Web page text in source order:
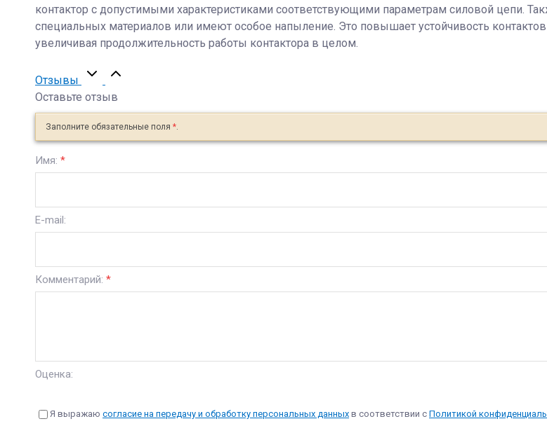
контактор с допустимыми характеристиками соответствующими параметрам силовой цепи.
специальных материалов или имеют особое напыление. Это повышает устойчивость
увеличивая продолжительность работы контактора в целом.
Отзывы
Оставьте отзыв
Заполните обязательные поля *.
Имя: *
E-mail:
Комментарий: *
Оценка:
Я выражаю согласие на передачу и обработку персональных данных в соответствии с Политикой